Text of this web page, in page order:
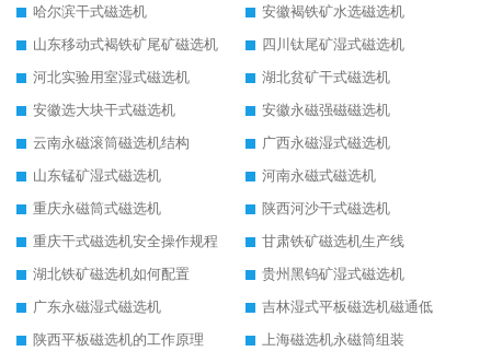
哈尔滨干式磁选机
安徽褐铁矿水选磁选机
山东移动式褐铁矿尾矿磁选机
四川钛尾矿湿式磁选机
河北实验用室湿式磁选机
湖北贫矿干式磁选机
安徽选大块干式磁选机
安徽永磁强磁磁选机
云南永磁滚筒磁选机结构
广西永磁湿式磁选机
山东锰矿湿式磁选机
河南永磁式磁选机
重庆永磁筒式磁选机
陕西河沙干式磁选机
重庆干式磁选机安全操作规程
甘肃铁矿磁选机生产线
湖北铁矿磁选机如何配置
贵州黑钨矿湿式磁选机
广东永磁湿式磁选机
吉林湿式平板磁选机磁通低
陕西平板磁选机的工作原理
上海磁选机永磁筒组装